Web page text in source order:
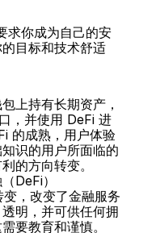
求你成为自己的安
目标和技术舒适
上持有长期资产，
，并使用 DeFi 进
的成熟，用户体验
识的用户所面临的
的方向转变。
DeFi）
，改变了金融服务
明，并可供任何拥
要教育和谨慎。